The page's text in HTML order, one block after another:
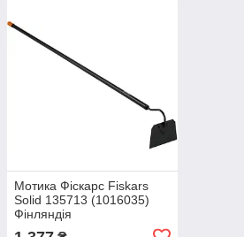
Мотика Фіскарс Fiskars
Solid 135713 (1016035)
Фінляндія